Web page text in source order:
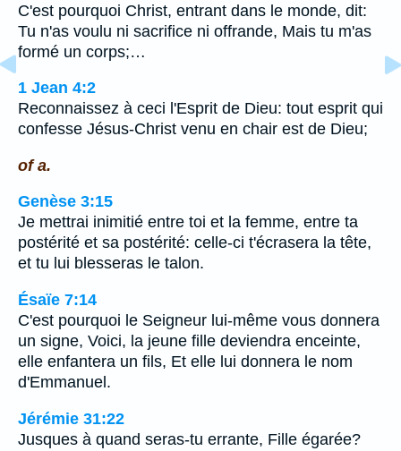
C'est pourquoi Christ, entrant dans le monde, dit:
Tu n'as voulu ni sacrifice ni offrande, Mais tu m'as
formé un corps;…
1 Jean 4:2
Reconnaissez à ceci l'Esprit de Dieu: tout esprit qui
confesse Jésus-Christ venu en chair est de Dieu;
of a.
Genèse 3:15
Je mettrai inimitié entre toi et la femme, entre ta
postérité et sa postérité: celle-ci t'écrasera la tête,
et tu lui blesseras le talon.
Ésaïe 7:14
C'est pourquoi le Seigneur lui-même vous donnera
un signe, Voici, la jeune fille deviendra enceinte,
elle enfantera un fils, Et elle lui donnera le nom
d'Emmanuel.
Jérémie 31:22
Jusques à quand seras-tu errante, Fille égarée?